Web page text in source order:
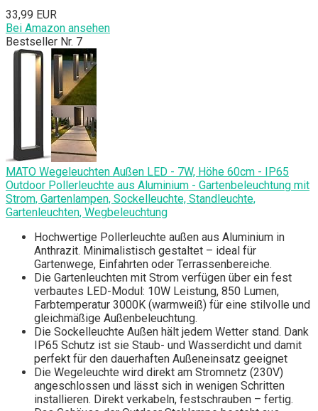
33,99 EUR
Bei Amazon ansehen
Bestseller Nr. 7
MATO Wegeleuchten Außen LED - 7W, Höhe 60cm - IP65
Outdoor Pollerleuchte aus Aluminium - Gartenbeleuchtung mit
Strom, Gartenlampen, Sockelleuchte, Standleuchte,
Gartenleuchten, Wegbeleuchtung
Hochwertige Pollerleuchte außen aus Aluminium in
Anthrazit. Minimalistisch gestaltet – ideal für
Gartenwege, Einfahrten oder Terrassenbereiche.
Die Gartenleuchten mit Strom verfügen über ein fest
verbautes LED-Modul: 10W Leistung, 850 Lumen,
Farbtemperatur 3000K (warmweiß) für eine stilvolle und
gleichmäßige Außenbeleuchtung.
Die Sockelleuchte Außen hält jedem Wetter stand. Dank
IP65 Schutz ist sie Staub- und Wasserdicht und damit
perfekt für den dauerhaften Außeneinsatz geeignet
Die Wegeleuchte wird direkt am Stromnetz (230V)
angeschlossen und lässt sich in wenigen Schritten
installieren. Direkt verkabeln, festschrauben – fertig.